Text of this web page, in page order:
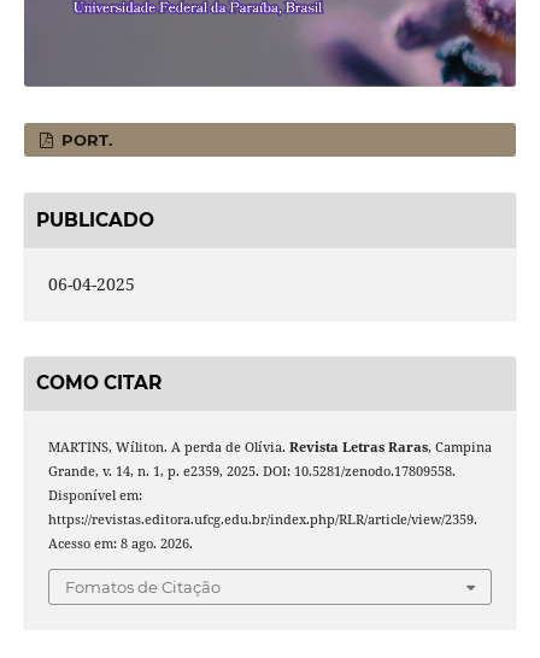
PORT.
PUBLICADO
06-04-2025
COMO CITAR
MARTINS, Wíliton. A perda de Olívia. Revista Letras Raras, Campina
Grande, v. 14, n. 1, p. e2359, 2025. DOI: 10.5281/zenodo.17809558.
Disponível em:
https://revistas.editora.ufcg.edu.br/index.php/RLR/article/view/2359.
Acesso em: 8 ago. 2026.
Fomatos de Citação